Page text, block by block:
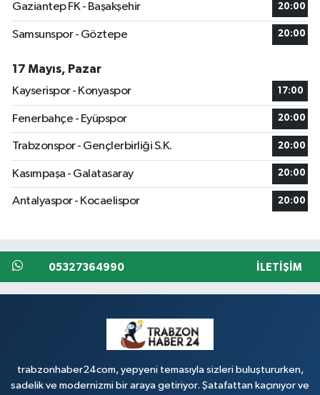
Gaziantep FK - Başakşehir 20:00
Samsunspor - Göztepe 20:00
17 Mayıs, Pazar
Kayserispor - Konyaspor
17:00
Fenerbahçe - Eyüpspor 20:00
Trabzonspor - Gençlerbirliği S.K. 20:00
Kasımpaşa - Galatasaray 20:00
Antalyaspor - Kocaelispor 20:00
05327364990 İLETIŞIM
trabzonhaber24com, yepyeni temasıyla sizleri buluştururken,
sadelik ve modernizmi bir araya getiriyor. Şatafattan kaçınıyor ve